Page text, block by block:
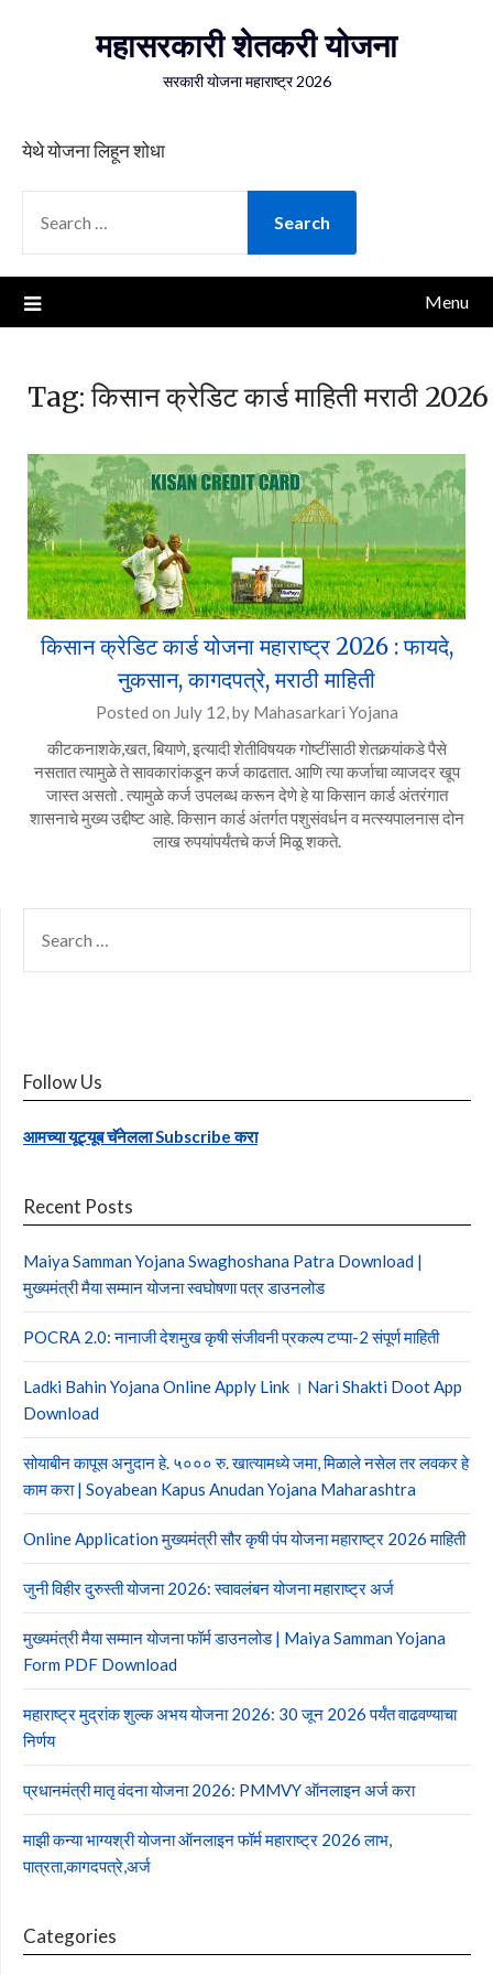
महासरकारी शेतकरी योजना
सरकारी योजना महाराष्ट्र 2026
येथे योजना लिहून शोधा
FOR:
Menu
Tag:किसान क्रेडिट कार्ड माहिती मराठी 2026
किसान क्रेडिट कार्ड योजना महाराष्ट्र 2026 : फायदे,
नुकसान, कागदपत्रे, मराठी माहिती
Posted on July 12,by Mahasarkari Yojana
कीटकनाशके,खत, बियाणे, इत्यादी शेतीविषयक गोष्टींसाठी शेतकर्‍यांकडे पैसे
नसतात त्यामुळे ते सावकारांकडून कर्ज काढतात. आणि त्या कर्जाचा व्याजदर खूप
जास्त असतो . त्यामुळे कर्ज उपलब्ध करून देणे हे या किसान कार्ड अंतरंगात
शासनाचे मुख्य उद्दीष्ट आहे. किसान कार्ड अंतर्गत पशुसंवर्धन व मत्स्यपालनास दोन
लाख रुपयांपर्यंतचे कर्ज मिळू शकते.
FOR:
Follow Us
आमच्या यूट्यूब चॅनेलला Subscribe करा
Recent Posts
Maiya Samman Yojana Swaghoshana Patra Download |
मुख्यमंत्री मैया सम्मान योजना स्वघोषणा पत्र डाउनलोड
POCRA 2.0: नानाजी देशमुख कृषी संजीवनी प्रकल्प टप्पा-2 संपूर्ण माहिती
Ladki Bahin Yojana Online Apply Link । Nari Shakti Doot App
Download
सोयाबीन कापूस अनुदान हे. ५००० रु. खात्यामध्ये जमा, मिळाले नसेल तर लवकर हे
काम करा | Soyabean Kapus Anudan Yojana Maharashtra
Online Application मुख्यमंत्री सौर कृषी पंप योजना महाराष्ट्र 2026 माहिती
जुनी विहीर दुरुस्ती योजना 2026: स्वावलंबन योजना महाराष्ट्र अर्ज
मुख्यमंत्री मैया सम्मान योजना फॉर्म डाउनलोड | Maiya Samman Yojana
Form PDF Download
महाराष्ट्र मुद्रांक शुल्क अभय योजना 2026: 30 जून 2026 पर्यंत वाढवण्याचा
निर्णय
प्रधानमंत्री मातृ वंदना योजना 2026: PMMVY ऑनलाइन अर्ज करा
माझी कन्या भाग्यश्री योजना ऑनलाइन फॉर्म महाराष्ट्र 2026 लाभ,
पात्रता,कागदपत्रे,अर्ज
Categories